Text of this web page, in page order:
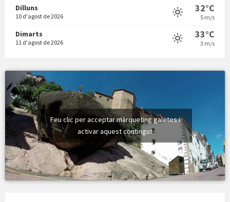
Vermuts a la Font. Hit parit
Dilluns
10 d'agost de 2026
32°C
5 m/s
Dimarts
11 d'agost de 2026
33°C
3 m/s
Feu clic per acceptar màrqueting galetes i
activar aquest contingut